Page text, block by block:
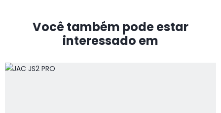
Você também pode estar
interessado em